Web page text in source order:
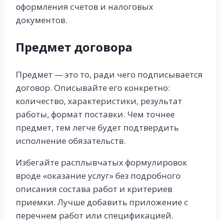
оформления счетов и налоговых
документов.
Предмет договора
Предмет — это то, ради чего подписывается
договор. Описывайте его конкретно:
количество, характеристики, результат
работы, формат поставки. Чем точнее
предмет, тем легче будет подтвердить
исполнение обязательств.
Избегайте расплывчатых формулировок
вроде «оказание услуг» без подробного
описания состава работ и критериев
приемки. Лучше добавить приложение с
перечнем работ или спецификацией.